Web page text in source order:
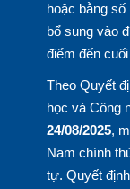
hoặc bằng
bổ sung vào
điểm đến
Theo Quyết
học và Công
24/08/2025,
Nam chính
tự. Quyết